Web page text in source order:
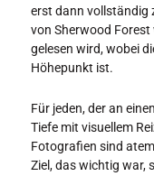
erst dann vollständig
von Sherwood
gelesen wird, wobei
Höhepunkt ist.
Für jeden, der an
Tiefe mit visuellem
Fotografien sind
Ziel, das wichtig war,